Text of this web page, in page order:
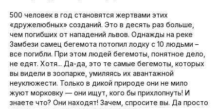
500 человек в год становятся жертвами этих
«дружелюбных» созданий. Это в десять раз больше,
чем погибших от нападений львов. Однажды на реке
Замбези самец бегемота потопил лодку с 10 людьми –
все погибли. При этом людей бегемоты, понятное дело,
не едят. Хотя... Да-да, это те самые бегемоты, которых
вы видели в зоопарке, умиляясь их авантажной
неуклюжести. Только в дикой природе они не мило
жуют морковку — они ищут, кого бы прихлопнуть! И
знаете что? Они находят! Зачем, спросите вы. Да просто